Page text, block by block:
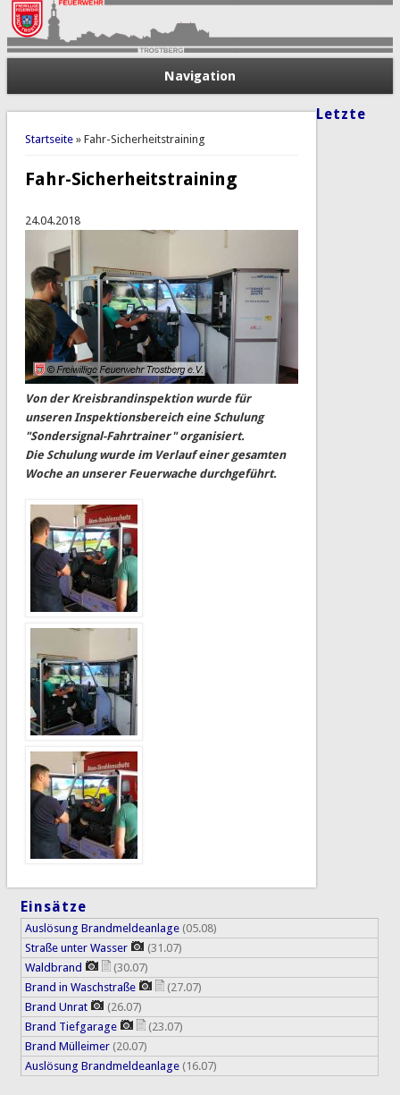
Navigation
Sie sind hier
Startseite» Fahr-Sicherheitstraining
Fahr-Sicherheitstraining
24.04.2018
Von der Kreisbrandinspektion wurde für
unseren Inspektionsbereich eine Schulung
"Sondersignal-Fahrtrainer" organisiert.
Die Schulung wurde im Verlauf einer gesamten
Woche an unserer Feuerwache durchgeführt.
Letzte
Einsätze
Auslösung Brandmeldeanlage (05.08)
Straße unter Wasser
(31.07)
Waldbrand
(30.07)
Brand in Waschstraße
(27.07)
Brand Unrat
(26.07)
Brand Tiefgarage
(23.07)
Brand Mülleimer (20.07)
Auslösung Brandmeldeanlage (16.07)